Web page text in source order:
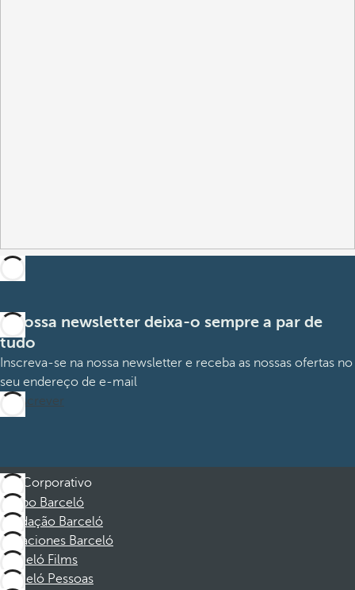
A nossa newsletter deixa-o sempre a par de
tudo
Inscreva-se na nossa newsletter e receba as nossas ofertas no
seu endereço de e-mail
Subscrever
Corporativo
Grupo Barceló
Fundação Barceló
Vacaciones Barceló
Barceló Films
Barceló Pessoas